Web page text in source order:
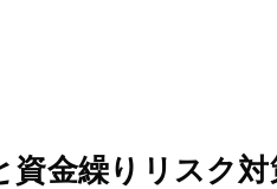
資金繰りリスク対